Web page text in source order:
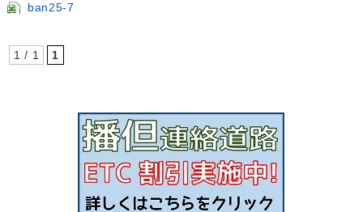
ban25-7
1 / 1 1